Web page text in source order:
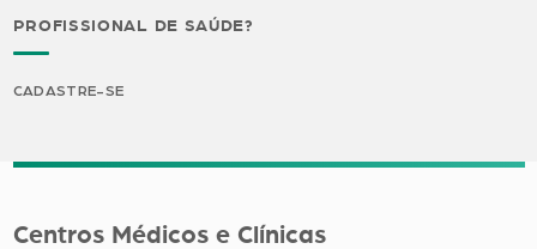
PROFISSIONAL DE SAÚDE?
CADASTRE-SE
Centros Médicos e Clínicas